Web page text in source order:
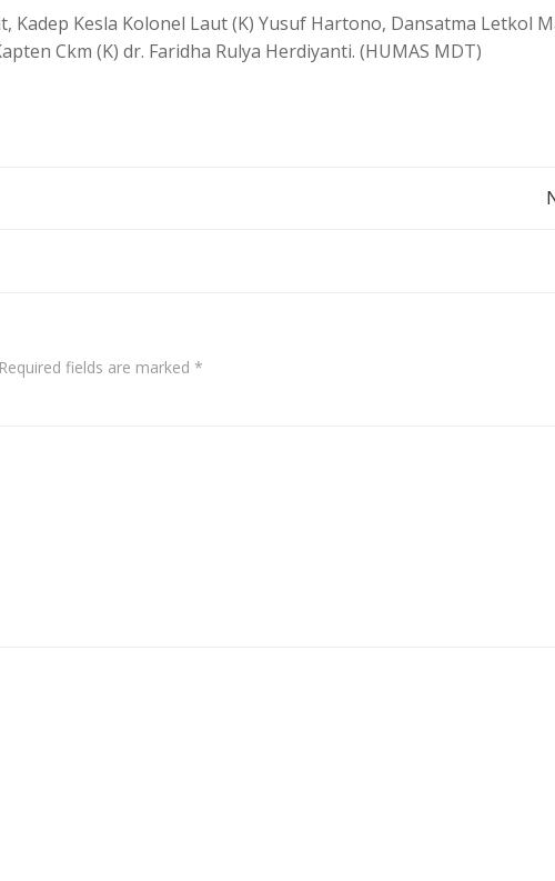
Kesla Kolonel Laut (K) Yusuf Hartono, Dansatma Letkol
Ckm (K) dr. Faridha Rulya Herdiyanti. (HUMAS MDT)
Required fields are marked *